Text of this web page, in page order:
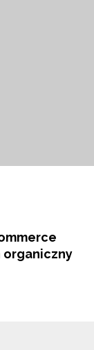
organiczny